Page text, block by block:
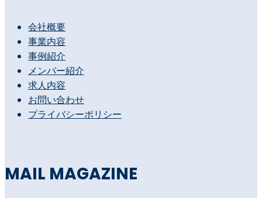
会社概要
事業内容
事例紹介
メンバー紹介
求人内容
お問い合わせ
プライバシーポリシー
MAIL MAGAZINE